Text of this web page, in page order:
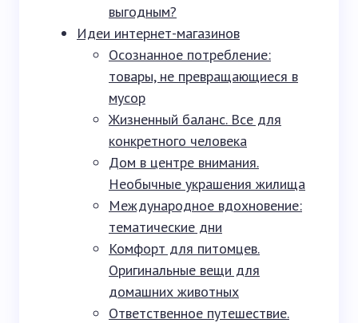
выгодным?
Идеи интернет-магазинов
Осознанное потребление:
товары, не превращающиеся в
мусор
Жизненный баланс. Все для
конкретного человека
Дом в центре внимания.
Необычные украшения жилища
Международное вдохновение:
тематические дни
Комфорт для питомцев.
Оригинальные вещи для
домашних животных
Ответственное путешествие.